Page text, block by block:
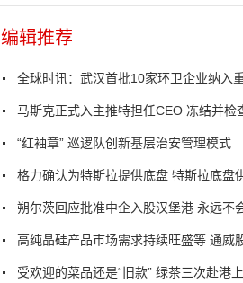
编辑推荐
全球时讯：武汉首批10家环卫企业纳入
马斯克正式入主推特担任CEO 冻结并检
“红袖章” 巡逻队创新基层治安管理模式
格力确认为特斯拉提供底盘 特斯拉底盘
朔尔茨回应批准中企入股汉堡港 永远不
高纯晶硅产品市场需求持续旺盛等 通威
受欢迎的菜品还是“旧款” 绿茶三次赴港